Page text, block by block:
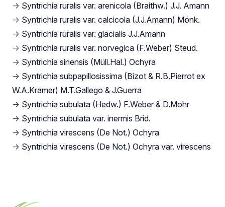
→ Syntrichia ruralis var. arenicola (Braithw.) J.J. Amann
→ Syntrichia ruralis var. calcicola (J.J.Amann) Mönk.
→ Syntrichia ruralis var. glacialis J.J.Amann
→ Syntrichia ruralis var. norvegica (F.Weber) Steud.
→ Syntrichia sinensis (Müll.Hal.) Ochyra
→ Syntrichia subpapillosissima (Bizot & R.B.Pierrot ex
W.A.Kramer) M.T.Gallego & J.Guerra
→ Syntrichia subulata (Hedw.) F.Weber & D.Mohr
→ Syntrichia subulata var. inermis Brid.
→ Syntrichia virescens (De Not.) Ochyra
→ Syntrichia virescens (De Not.) Ochyra var. virescens